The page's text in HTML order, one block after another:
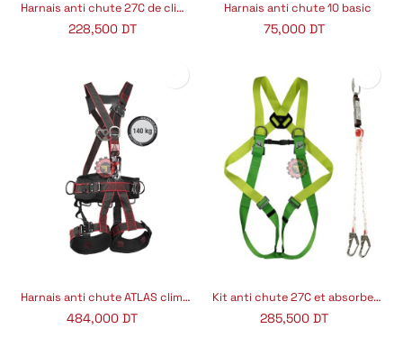
Harnais anti chute 27C de climax
228,500DT
Harnais anti chute 10 basic
75,000DT
Harnais anti chute ATLAS climax
484,000 DT
Kit anti chute 27C et absorbeur 35-A
285,500DT